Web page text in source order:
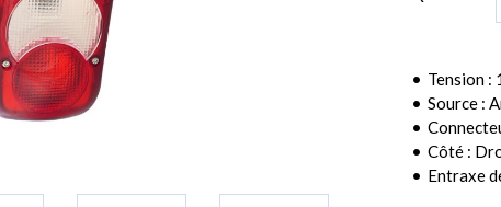
Tension :
Source :
Côté :
Entraxe